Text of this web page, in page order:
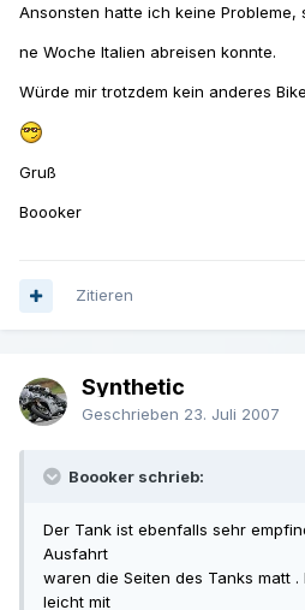
Ansonsten hatte ich keine
ne Woche Italien abreisen konnte.
Würde mir trotzdem kein anderes
Gruß
Boooker
Zitieren
Synthetic
Geschrieben 23. Juli 2007
Boooker schrieb:
Der Tank ist ebenfalls sehr
Ausfahrt
waren die Seiten des Tanks matt
leicht mit